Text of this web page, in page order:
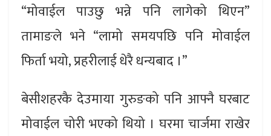
“मोवाईल पाउछु भन्ने पनि लागेको थिएन”
तामाङले भने “लामो समयपछि पनि मोवाईल
फिर्ता भयो, प्रहरीलाई धेरै धन्यबाद ।”
बेसीशहरकै देउमाया गुरुङको पनि आफ्नै घरबाट
मोवाईल चोरी भएको थियो । घरमा चार्जमा राखेर